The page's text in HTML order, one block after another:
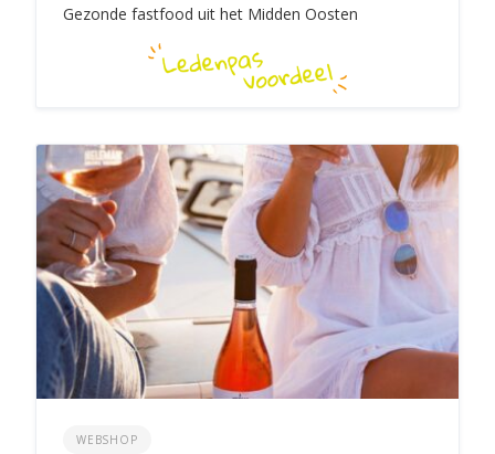
Gezonde fastfood uit het Midden Oosten
WEBSHOP